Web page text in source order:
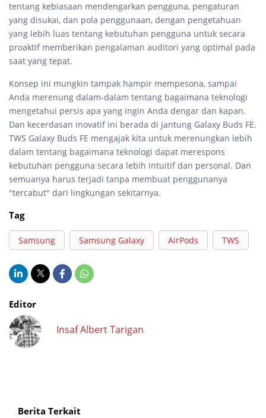
tentang kebiasaan mendengarkan pengguna, pengaturan
yang disukai, dan pola penggunaan, dengan pengetahuan
yang lebih luas tentang kebutuhan pengguna untuk secara
proaktif memberikan pengalaman auditori yang optimal pada
saat yang tepat.
Konsep ini mungkin tampak hampir mempesona, sampai
Anda merenung dalam-dalam tentang bagaimana teknologi
mengetahui persis apa yang ingin Anda dengar dan kapan.
Dan kecerdasan inovatif ini berada di jantung Galaxy Buds FE.
TWS Galaxy Buds FE mengajak kita untuk merenungkan lebih
dalam tentang bagaimana teknologi dapat merespons
kebutuhan pengguna secara lebih intuitif dan personal. Dan
semuanya harus terjadi tanpa membuat penggunanya
"tercabut" dari lingkungan sekitarnya.
Tag
Samsung Samsung Galaxy AirPods TWS
Editor
Insaf Albert Tarigan
Berita Terkait